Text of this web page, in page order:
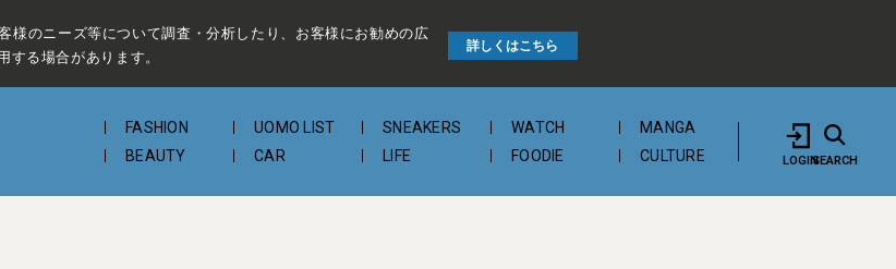
様のニーズ等について調査・分析したり、お客様にお勧めの広
る場合があります。
詳しくはこちら
FASHION UOMO LIST SNEAKERS WATCH
MANGA
BEAUTY
CAR LIFE FOODIE CULTURE LOGINSEARCH